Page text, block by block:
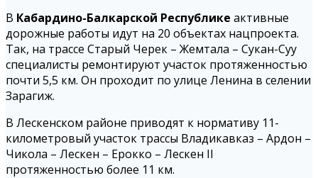
В Кабардино-Балкарской Республике активные
дорожные работы идут на 20 объектах нацпроекта.
Так, на трассе Старый Черек – Жемтала – Сукан-Суу
специалисты ремонтируют участок протяженностью
почти 5,5 км. Он проходит по улице Ленина в селении
Зарагиж.
В Лескенском районе приводят к нормативу 11-
километровый участок трассы Владикавказ – Ардон –
Чикола – Лескен – Ерокко – Лескен II
протяженностью более 11 км.